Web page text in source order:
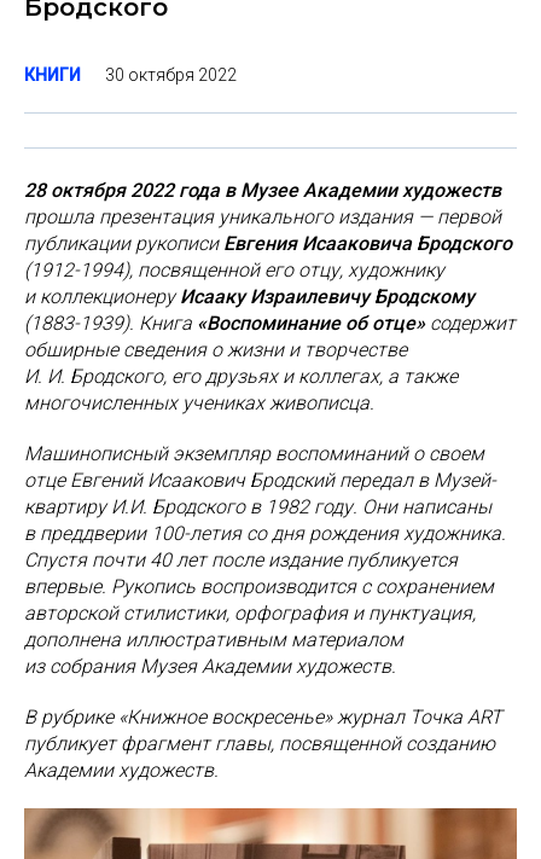
Бродского
КНИГИ 30 октября 2022
28 октября 2022 года в Музее Академии художеств
прошла презентация уникального издания — первой
публикации рукописи Евгения Исааковича Бродского
(1912-1994), посвященной его отцу, художнику
и коллекционеруИсааку Израилевичу Бродскому
(1883-1939). Книга «Воспоминание об отце»содержит
обширные сведения о жизни и творчестве
И. И. Бродского, его друзьях и коллегах, а также
многочисленных учениках живописца.
Машинописный экземпляр воспоминаний о своем
отце Евгений Исаакович Бродский передал в Музей-
квартиру И.И. Бродского в 1982 году. Они написаны
в преддверии 100-летия со дня рождения художника.
Спустя почти 40 лет после издание публикуется
впервые. Рукопись воспроизводится с сохранением
авторской стилистики, орфография и пунктуация,
дополнена иллюстративным материалом
из собрания Музея Академии художеств.
В рубрике «Книжное воскресенье» журнал Точка ART
публикует фрагмент главы, посвященной созданию
Академии художеств.